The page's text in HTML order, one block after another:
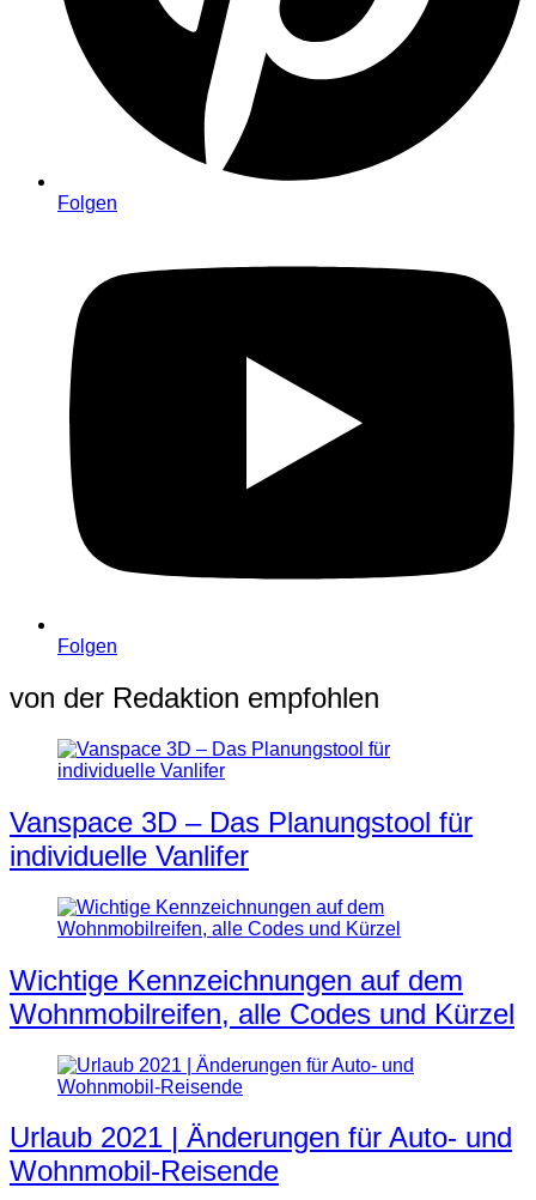
Folgen
Folgen
von der Redaktion empfohlen
Vanspace 3D – Das Planungstool für
individuelle Vanlifer
Wichtige Kennzeichnungen auf dem
Wohnmobilreifen, alle Codes und Kürzel
Urlaub 2021 | Änderungen für Auto- und
Wohnmobil-Reisende